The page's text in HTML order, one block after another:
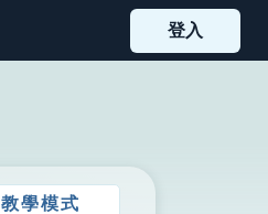
登入
教學模式